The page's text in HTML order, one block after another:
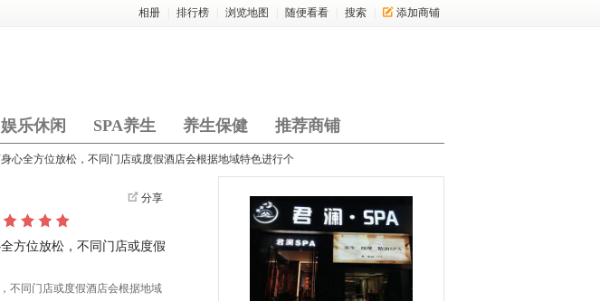
相册 排行榜 浏览地图 随便看看 搜索 添加商铺
娱乐休闲 SPA养生 养生保健 推荐商铺
心全方位放松，不同门店或度假酒店会根据地域特色进行个
分享
方位放松，不同门店或度假
不同门店或度假酒店会根据地域